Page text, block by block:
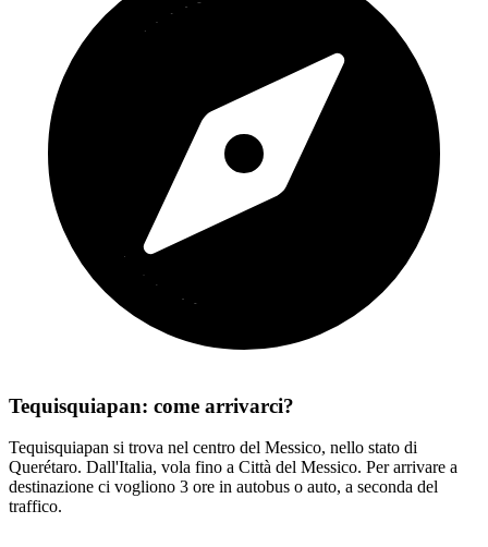
Tequisquiapan: come arrivarci?
Tequisquiapan si trova nel centro del Messico, nello stato di
Querétaro. Dall'Italia, vola fino a Città del Messico. Per arrivare a
destinazione ci vogliono 3 ore in autobus o auto, a seconda del
traffico.